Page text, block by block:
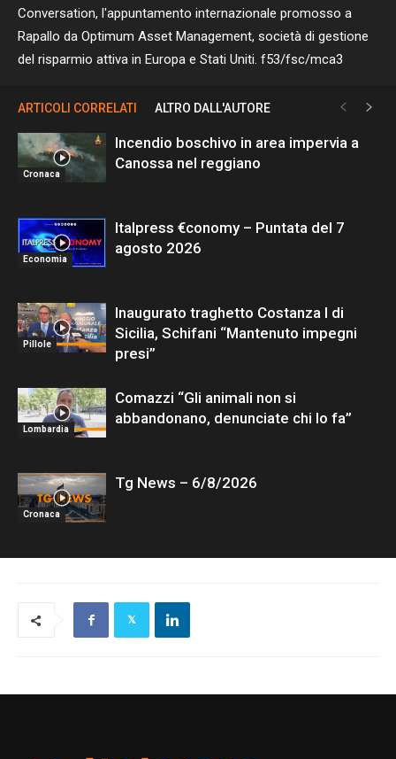
Conversation, l'appuntamento internazionale promosso a
Rapallo da Optimum Asset Management, società di gestione
del risparmio attiva in Europa e Stati Uniti. f53/fsc/mca3
ARTICOLI CORRELATI ALTRO DALL'AUTORE
Cronaca
Incendio boschivo in area impervia a
Canossa nel reggiano
Economia
Italpress €conomy – Puntata del 7
agosto 2026
Pillole
Inaugurato traghetto Costanza I di
Sicilia, Schifani “Mantenuto impegni
presi”
Lombardia
Comazzi “Gli animali non si
abbandonano, denunciate chi lo fa”
Cronaca
Tg News – 6/8/2026